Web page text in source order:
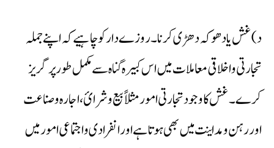
د) غش یا دھوکہ دھڑی کرنا۔ روزے دار کو چاہیے کہ اپنے جملہ
تجارتی واخلاقی معاملات میں اس کبیرہ گناہ سے مکمل طور پر گریز
کرے۔ غش کا وجود تجارتی امور مثلاً بیع وشرائ، اجارہ وصناعت
اور رہن ومداینت میں بھی ہوتا ہے اور انفرادی واجتماعی امور میں